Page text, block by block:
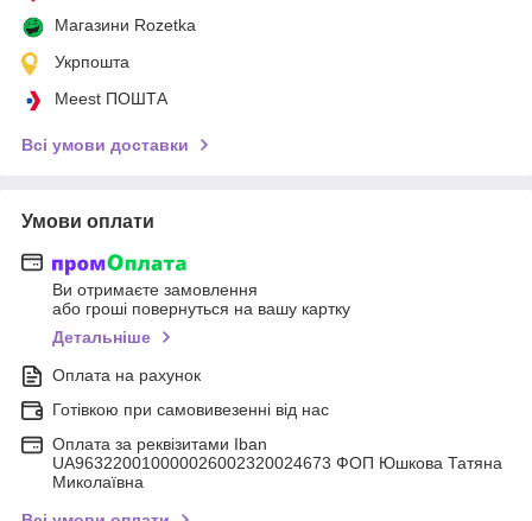
Магазини Rozetka
Укрпошта
Meest ПОШТА
Всі умови доставки
Умови оплати
Ви отримаєте замовлення
або гроші повернуться на вашу картку
Детальніше
Оплата на рахунок
Готівкою при самовивезенні від нас
Оплата за реквізитами Iban
UA963220010000026002320024673 ФОП Юшкова Татяна
Миколаївна